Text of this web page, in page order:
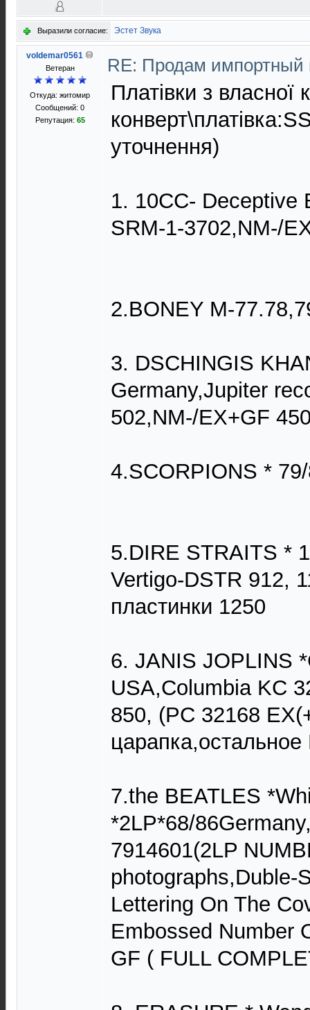
Выразили согласие: Эстет Звука
voldemar0561
Ветеран
Откуда: житомир
Сообщений: 0
Репутация: 65
RE: Продам
Платівки з власної
уточнення)
1. 10CC- Deceptive
SRM-1-3702,NM-/
2.BONEY M-
3. DSCHINGIS
Germany,Jupiter
502,NM-/EX+GF
4.SCORPIONS *
5.DIRE STRAITS *
Vertigo-DSTR 912,
пластинки 1250
6. JANIS JOPLINS
USA,Columbia KC
850, (PC 32168
7.the BEATLES
*2LP*68/
7914601(2LP
photographs,Duble-
Lettering On The
Embossed Number
GF ( FULL